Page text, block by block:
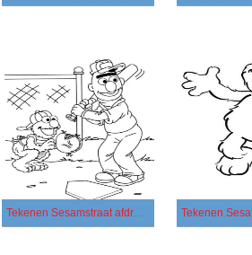
Tekenen Sesamstraat afdrukbaar basis